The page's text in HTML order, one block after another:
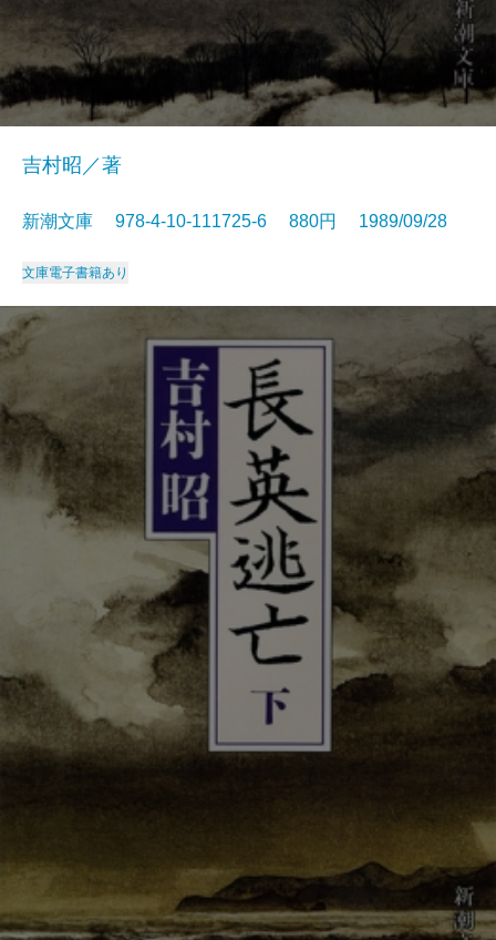
吉村昭／著
新潮文庫 978-4-10-111725-6 880円 1989/09/28
文庫電子書籍あり